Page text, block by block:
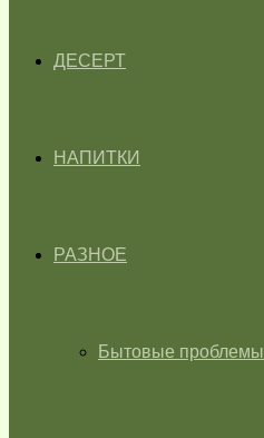
ДЕСЕРТ
НАПИТКИ
РАЗНОЕ
Бытовые проблемы